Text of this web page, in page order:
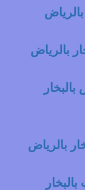
بالرياض
بالرياض